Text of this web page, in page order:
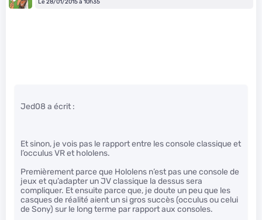
Le 28/01/2015 à 10h35
Jed08 a écrit :
Et sinon, je vois pas le rapport entre les console classique et
l’occulus VR et hololens.
Premièrement parce que Hololens n’est pas une console de
jeux et qu’adapter un JV classique la dessus sera
compliquer. Et ensuite parce que, je doute un peu que les
casques de réalité aient un si gros succès (occulus ou celui
de Sony) sur le long terme par rapport aux consoles.